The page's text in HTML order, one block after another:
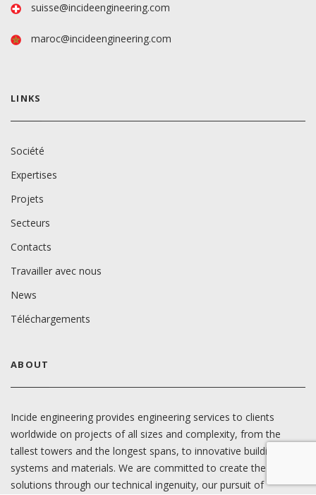
suisse@incideengineering.com
maroc@incideengineering.com
LINKS
Société
Expertises
Projets
Secteurs
Contacts
Travailler avec nous
News
Téléchargements
ABOUT
Incide engineering provides engineering services to clients
worldwide on projects of all sizes and complexity, from the
tallest towers and the longest spans, to innovative building
systems and materials. We are committed to create the best
solutions through our technical ingenuity, our pursuit of